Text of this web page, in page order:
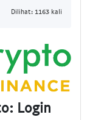
Dilihat: 1163 kali
Login